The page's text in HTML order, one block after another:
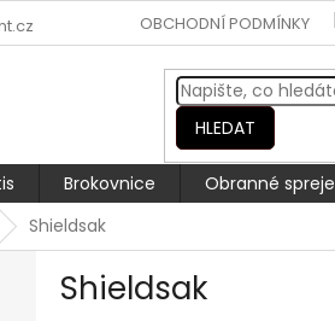
OBCHODNÍ PODMÍNKY
HLEDAT
Brokovnice Obranné
Shieldsak
Shieldsak